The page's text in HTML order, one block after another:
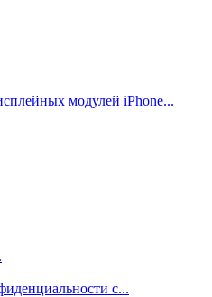
модулей iPhone...
с...